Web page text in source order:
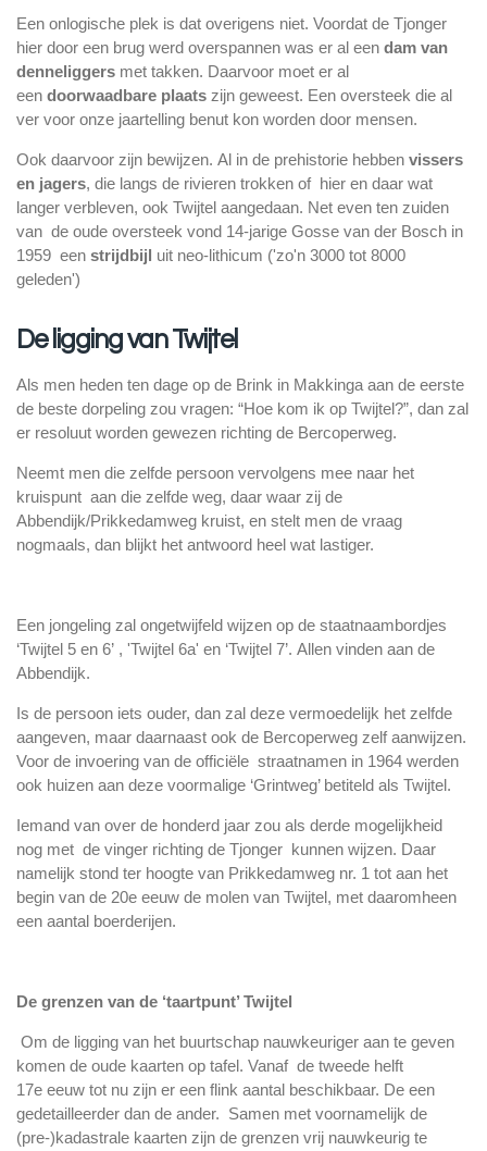
Een onlogische plek is dat overigens niet. Voordat de Tjonger
hier door een brug werd overspannen was er al een dam van
denneliggers met takken. Daarvoor moet er al
een doorwaadbare plaats zijn geweest. Een oversteek die al
ver voor onze jaartelling benut kon worden door mensen.
Ook daarvoor zijn bewijzen. Al in de prehistorie hebben vissers
en jagers, die langs de rivieren trokken of hier en daar wat
langer verbleven, ook Twijtel aangedaan. Net even ten zuiden
van de oude oversteek vond 14-jarige Gosse van der Bosch in
1959 een strijdbijl uit neo-lithicum ('zo'n 3000 tot 8000
geleden')
De ligging van Twijtel
Als men heden ten dage op de Brink in Makkinga aan de eerste
de beste dorpeling zou vragen: “Hoe kom ik op Twijtel?”, dan zal
er resoluut worden gewezen richting de Bercoperweg.
Neemt men die zelfde persoon vervolgens mee naar het
kruispunt aan die zelfde weg, daar waar zij de
Abbendijk/Prikkedamweg kruist, en stelt men de vraag
nogmaals, dan blijkt het antwoord heel wat lastiger.
Een jongeling zal ongetwijfeld wijzen op de staatnaambordjes
‘Twijtel 5 en 6’ , 'Twijtel 6a' en ‘Twijtel 7’. Allen vinden aan de
Abbendijk.
Is de persoon iets ouder, dan zal deze vermoedelijk het zelfde
aangeven, maar daarnaast ook de Bercoperweg zelf aanwijzen.
Voor de invoering van de officiële straatnamen in 1964 werden
ook huizen aan deze voormalige ‘Grintweg’ betiteld als Twijtel.
Iemand van over de honderd jaar zou als derde mogelijkheid
nog met de vinger richting de Tjonger kunnen wijzen. Daar
namelijk stond ter hoogte van Prikkedamweg nr. 1 tot aan het
begin van de 20e eeuw de molen van Twijtel, met daaromheen
een aantal boerderijen.
De grenzen van de ‘taartpunt’ Twijtel
Om de ligging van het buurtschap nauwkeuriger aan te geven
komen de oude kaarten op tafel. Vanaf de tweede helft
17e eeuw tot nu zijn er een flink aantal beschikbaar. De een
gedetailleerder dan de ander. Samen met voornamelijk de
(pre-)kadastrale kaarten zijn de grenzen vrij nauwkeurig te